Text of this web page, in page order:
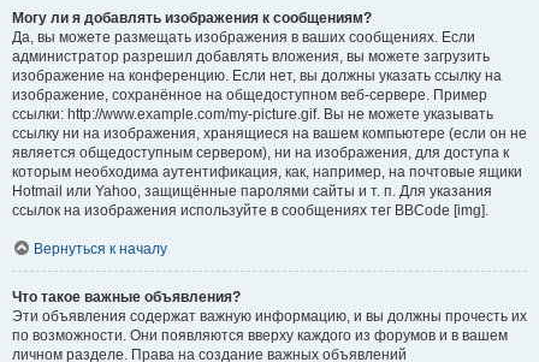
Могу ли я добавлять изображения к сообщениям?
Да, вы можете размещать изображения в ваших сообщениях. Если
администратор разрешил добавлять вложения, вы можете загрузить
изображение на конференцию. Если нет, вы должны указать ссылку на
изображение, сохранённое на общедоступном веб-сервере. Пример
ссылки: http://www.example.com/my-picture.gif. Вы не можете указывать
ссылку ни на изображения, хранящиеся на вашем компьютере (если он не
является общедоступным сервером), ни на изображения, для доступа к
которым необходима аутентификация, как, например, на почтовые ящики
Hotmail или Yahoo, защищённые паролями сайты и т. п. Для указания
ссылок на изображения используйте в сообщениях тег BBCode [img].
Вернуться к началу
Что такое важные объявления?
Эти объявления содержат важную информацию, и вы должны прочесть их
по возможности. Они появляются вверху каждого из форумов и в вашем
личном разделе. Права на создание важных объявлений